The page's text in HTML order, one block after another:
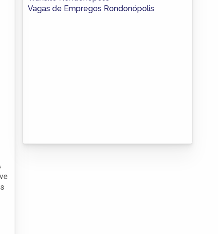
Vagas de Empregos Rondonópolis